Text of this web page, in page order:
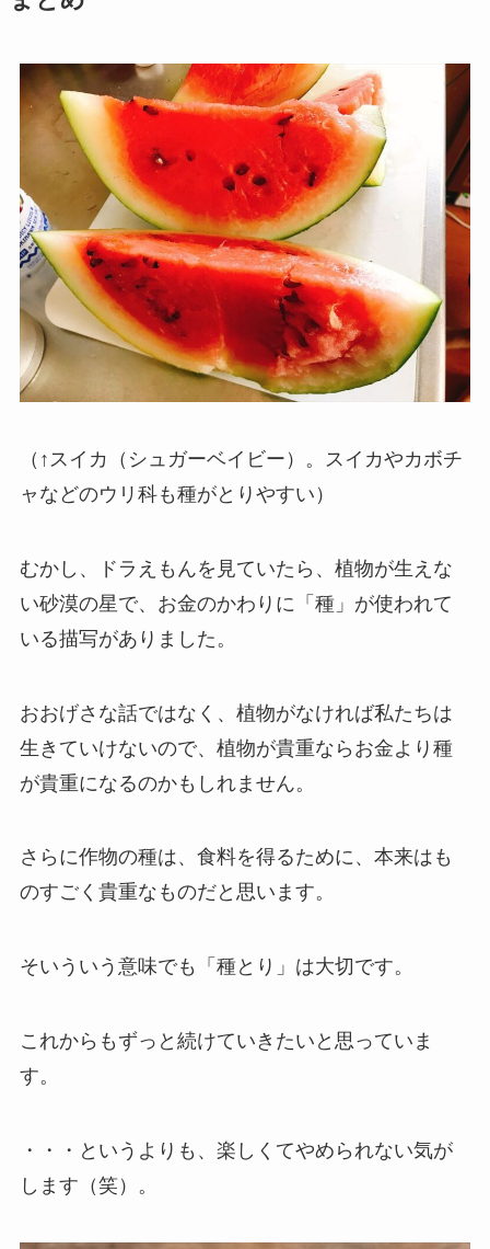
（↑スイカ（シュガーベイビー）。スイカやカボチ
ャなどのウリ科も種がとりやすい）
むかし、ドラえもんを見ていたら、植物が生えな
い砂漠の星で、お金のかわりに「種」が使われて
いる描写がありました。
おおげさな話ではなく、植物がなければ私たちは
生きていけないので、植物が貴重ならお金より種
が貴重になるのかもしれません。
さらに作物の種は、食料を得るために、本来はも
のすごく貴重なものだと思います。
そいういう意味でも「種とり」は大切です。
これからもずっと続けていきたいと思っていま
す。
・・・というよりも、楽しくてやめられない気が
します（笑）。